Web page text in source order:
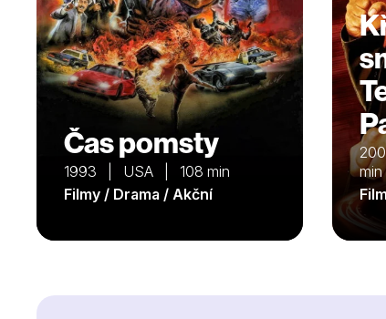
Čas pomsty
1993 | USA | 108 min
Filmy / Drama / Akční
min